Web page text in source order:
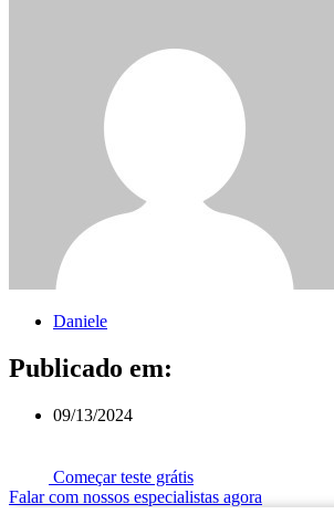
Daniele
Publicado em:
09/13/2024
Começar teste grátis
Falar com nossos especialistas agora